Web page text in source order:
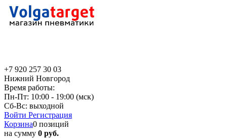
+7 920 257 30 03
Нижний Новгород
Время работы:
Пн-Пт: 10:00 - 19:00 (мск)
Сб-Вс: выходной
Войти Регистрация
Корзина0 позиций
на сумму 0 руб.